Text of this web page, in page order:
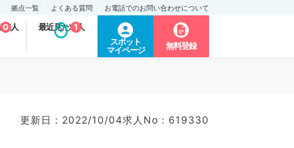
拠点一覧 よくある質問 お電話でのお問い合わせについて
求人
0 最近見た求人
1
スポット
マイページ
無料登録
更新日 : 2022/10/04求人No : 619330